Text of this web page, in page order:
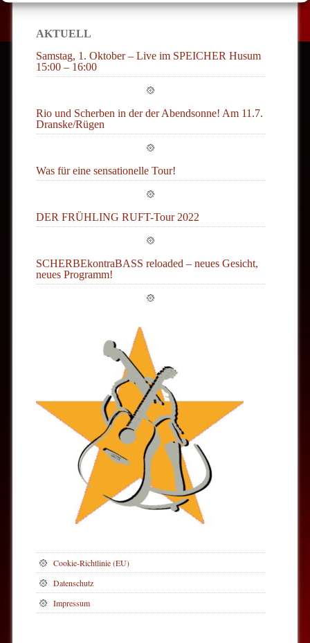
AKTUELL
Samstag, 1. Oktober – Live im SPEICHER Husum
15:00 – 16:00
Rio und Scherben in der der Abendsonne! Am 11.7.
Dranske/Rügen
Was für eine sensationelle Tour!
DER FRÜHLING RUFT-Tour 2022
SCHERBEkontraBASS reloaded – neues Gesicht,
neues Programm!
Cookie-Richtlinie (EU)
Datenschutz
Impressum